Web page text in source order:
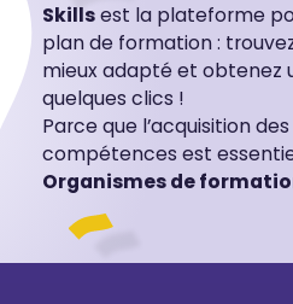
Skillsest la plateforme
plan de formation :
mieux adapté et obtenez
quelques clics !
Parce que l’acquisition
compétences est
Organismes de